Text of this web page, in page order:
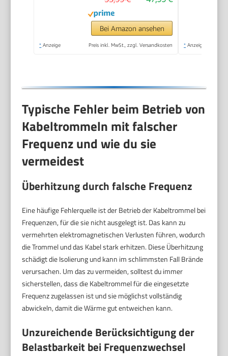
Bei Amazon ansehen
* Anzeige Preis inkl. MwSt., zzgl. Versandkosten * Anzeige
Typische Fehler beim Betrieb von
Kabeltrommeln mit falscher
Frequenz und wie du sie
vermeidest
Überhitzung durch falsche Frequenz
Eine häufige Fehlerquelle ist der Betrieb der Kabeltrommel bei
Frequenzen, für die sie nicht ausgelegt ist. Das kann zu
vermehrten elektromagnetischen Verlusten führen, wodurch
die Trommel und das Kabel stark erhitzen. Diese Überhitzung
schädigt die Isolierung und kann im schlimmsten Fall Brände
verursachen. Um das zu vermeiden, solltest du immer
sicherstellen, dass die Kabeltrommel für die eingesetzte
Frequenz zugelassen ist und sie möglichst vollständig
abwickeln, damit die Wärme gut entweichen kann.
Unzureichende Berücksichtigung der
Belastbarkeit bei Frequenzwechsel